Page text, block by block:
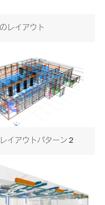
レイアウト
イアウトパターン２